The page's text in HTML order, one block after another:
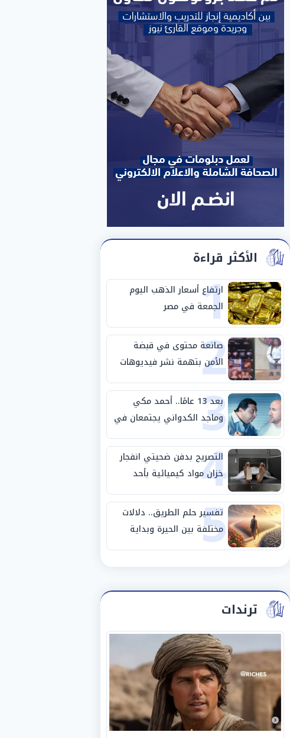
الأكثر قراءة
1
ارتفاع أسعار الذهب اليوم
الجمعة في مصر
2
صانعة محتوى في قبضة
الأمن بتهمة نشر فيديوهات
خادشة للحياء
3 بعد 13 عامًا.. أحمد مكي
وماجد الكدواني يجتمعان في
«فرصة سعيدة»
4
التصريح بدفن ضحيتي انفجار
خزان مواد كيميائية بأحد
مصانع الفيوم
5
تفسير حلم الطريق.. دلالات
مختلفة بين الحيرة وبداية
مرحلة جديدة
ترندات